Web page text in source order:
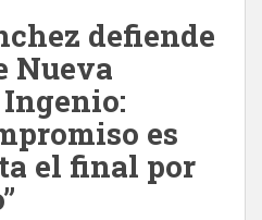
defiende
Nueva
es
el final por